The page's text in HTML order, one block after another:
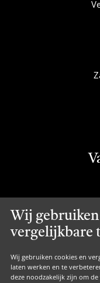
Wij
vergelijkbare
Wij gebruiken cookies en
laten werken en te
deze noodzakelijk zijn om
Valk